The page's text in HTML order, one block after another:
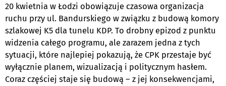
20 kwietnia w Łodzi obowiązuje czasowa organizacja
ruchu przy ul. Bandurskiego w związku z budową komory
szlakowej K5 dla tunelu KDP. To drobny epizod z punktu
widzenia całego programu, ale zarazem jedna z tych
sytuacji, które najlepiej pokazują, że CPK przestaje być
wyłącznie planem, wizualizacją i politycznym hasłem.
Coraz częściej staje się budową – z jej konsekwencjami,